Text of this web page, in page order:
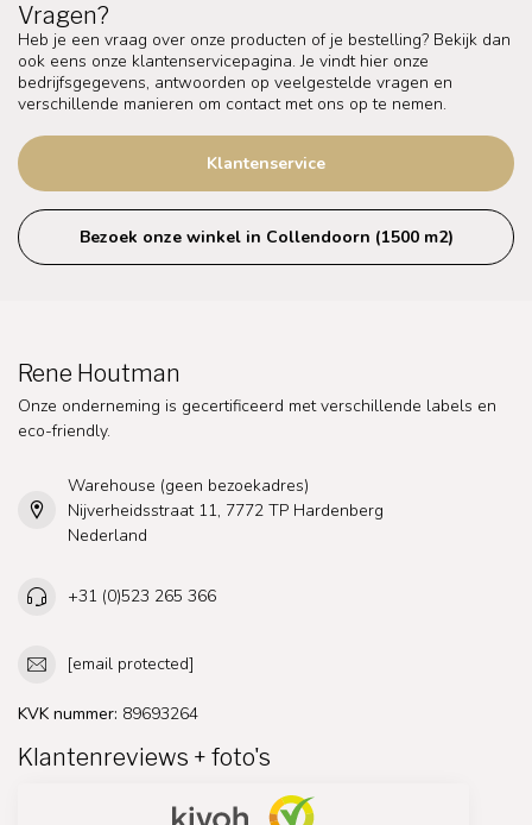
Vragen?
Heb je een vraag over onze producten of je bestelling? Bekijk dan
ook eens onze klantenservicepagina. Je vindt hier onze
bedrijfsgegevens, antwoorden op veelgestelde vragen en
verschillende manieren om contact met ons op te nemen.
Klantenservice
Bezoek onze winkel in Collendoorn (1500 m2)
Rene Houtman
Onze onderneming is gecertificeerd met verschillende labels en
eco-friendly.
Warehouse (geen bezoekadres)
Nijverheidsstraat 11, 7772 TP Hardenberg
Nederland
+31 (0)523 265 366
[email protected]
KVK nummer: 89693264
Klantenreviews + foto's